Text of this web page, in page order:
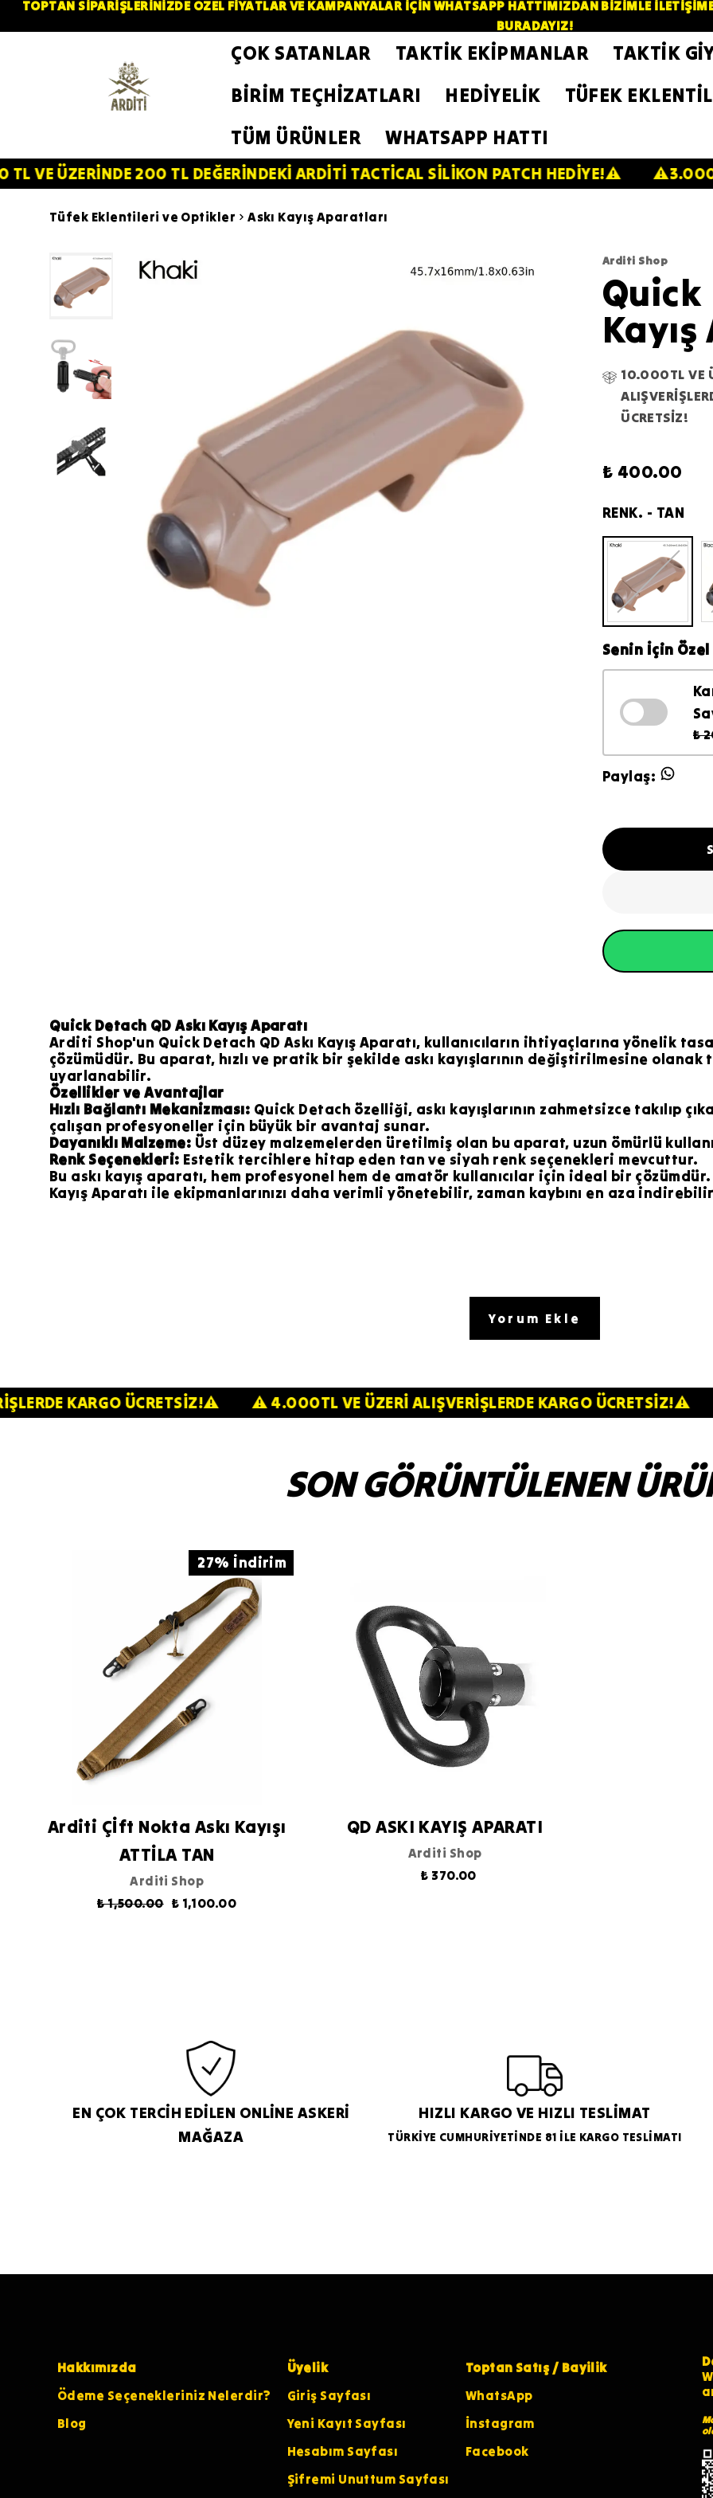
TOPTAN SİPARİŞLERİNİZDE ÖZEL FİYATLAR VE KAMPANYALAR İÇİN WHATSAPP HATTIMIZDAN BİZİMLE
BURADAYIZ!
ÇOK SATANLAR TAKTİK EKİPMANLAR
TAKTİK
BİRİM TEÇHİZATLARI
HEDİYELİK
TÜFEK
TÜM ÜRÜNLER
WHATSAPP HATTI
200 TL DEĞERİNDEKİ ARDİTİ TACTİCAL SİLİKON PATCH HEDİYE!⚠️ ⚠️3.000 TL VE
Tüfek Eklentileri ve Optikler Askı Kayış Aparatları
Arditi Shop
Quick
10.000TL VE
ÜCRETSİZ!
₺ 400.00
RENK. - TAN
Senin İçin
₺
Paylaş:
Quick Detach QD Askı Kayış Aparatı
Arditi Shop'un Quick Detach QD Askı Kayış Aparatı, kullanıcıların ihtiyaçlarına yönelik
çözümüdür. Bu aparat, hızlı ve pratik bir şekilde askı kayışlarının değiştirilmesine olanak
uyarlanabilir.
Özellikler ve Avantajlar
Hızlı Bağlantı Mekanizması: Quick Detach özelliği, askı kayışlarının zahmetsizce takılıp
çalışan profesyoneller için büyük bir avantaj sunar.
Dayanıklı Malzeme: Üst düzey malzemelerden üretilmiş olan bu aparat, uzun ömürlü
Renk Seçenekleri: Estetik tercihlere hitap eden tan ve siyah renk seçenekleri mevcuttur.
Bu askı kayış aparatı, hem profesyonel hem de amatör kullanıcılar için ideal bir
Kayış Aparatı ile ekipmanlarınızı daha verimli yönetebilir, zaman kaybını en aza
Yorum Ekle
KARGO ÜCRETSİZ!⚠️ ⚠️ 4.000TL VE ÜZERİ ALIŞVERİŞLERDE KARGO
SON GÖRÜNTÜLENEN
27% İndirim
Arditi Çİft Nokta Askı Kayışı
ATTİLA TAN
Arditi Shop
₺ 1,500.00 ₺ 1,100.00
QD ASKI KAYIŞ APARATI
Arditi Shop
₺ 370.00
EN ÇOK TERCİH EDİLEN ONLİNE ASKERİ
MAĞAZA
HIZLI KARGO VE HIZLI TESLİMAT
TÜRKİYE CUMHURİYETİNDE 81 İLE KARGO TESLİMATI
Hakkımızda
Ödeme Seçenekleriniz Nelerdir?
Blog
Üyelik
Giriş Sayfası
Yeni Kayıt Sayfası
Hesabım Sayfası
Şifremi Unuttum Sayfası
Toptan Satış / Bayilik
WhatsApp
İnstagram
Facebook